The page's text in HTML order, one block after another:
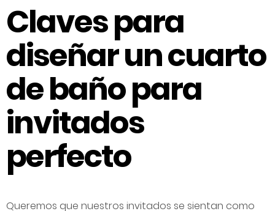
Claves para
diseñar un cuarto
de baño para
invitados
perfecto
Queremos que nuestros invitados se sientan como